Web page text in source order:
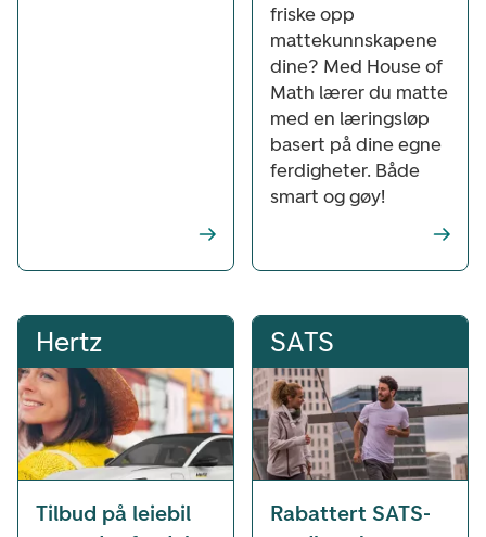
friske opp
mattekunnskapene
dine? Med House of
Math lærer du matte
med en læringsløp
basert på dine egne
ferdigheter. Både
smart og gøy!
Hertz
Tilbud på leiebil
SATS
Rabattert SATS-